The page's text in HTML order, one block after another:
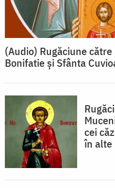
(Audio) Rugăciune
Bonifatie și Sfânta
cei
în